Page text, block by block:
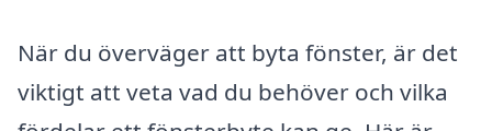
När du överväger att byta fönster, är det
viktigt att veta vad du behöver och vilka